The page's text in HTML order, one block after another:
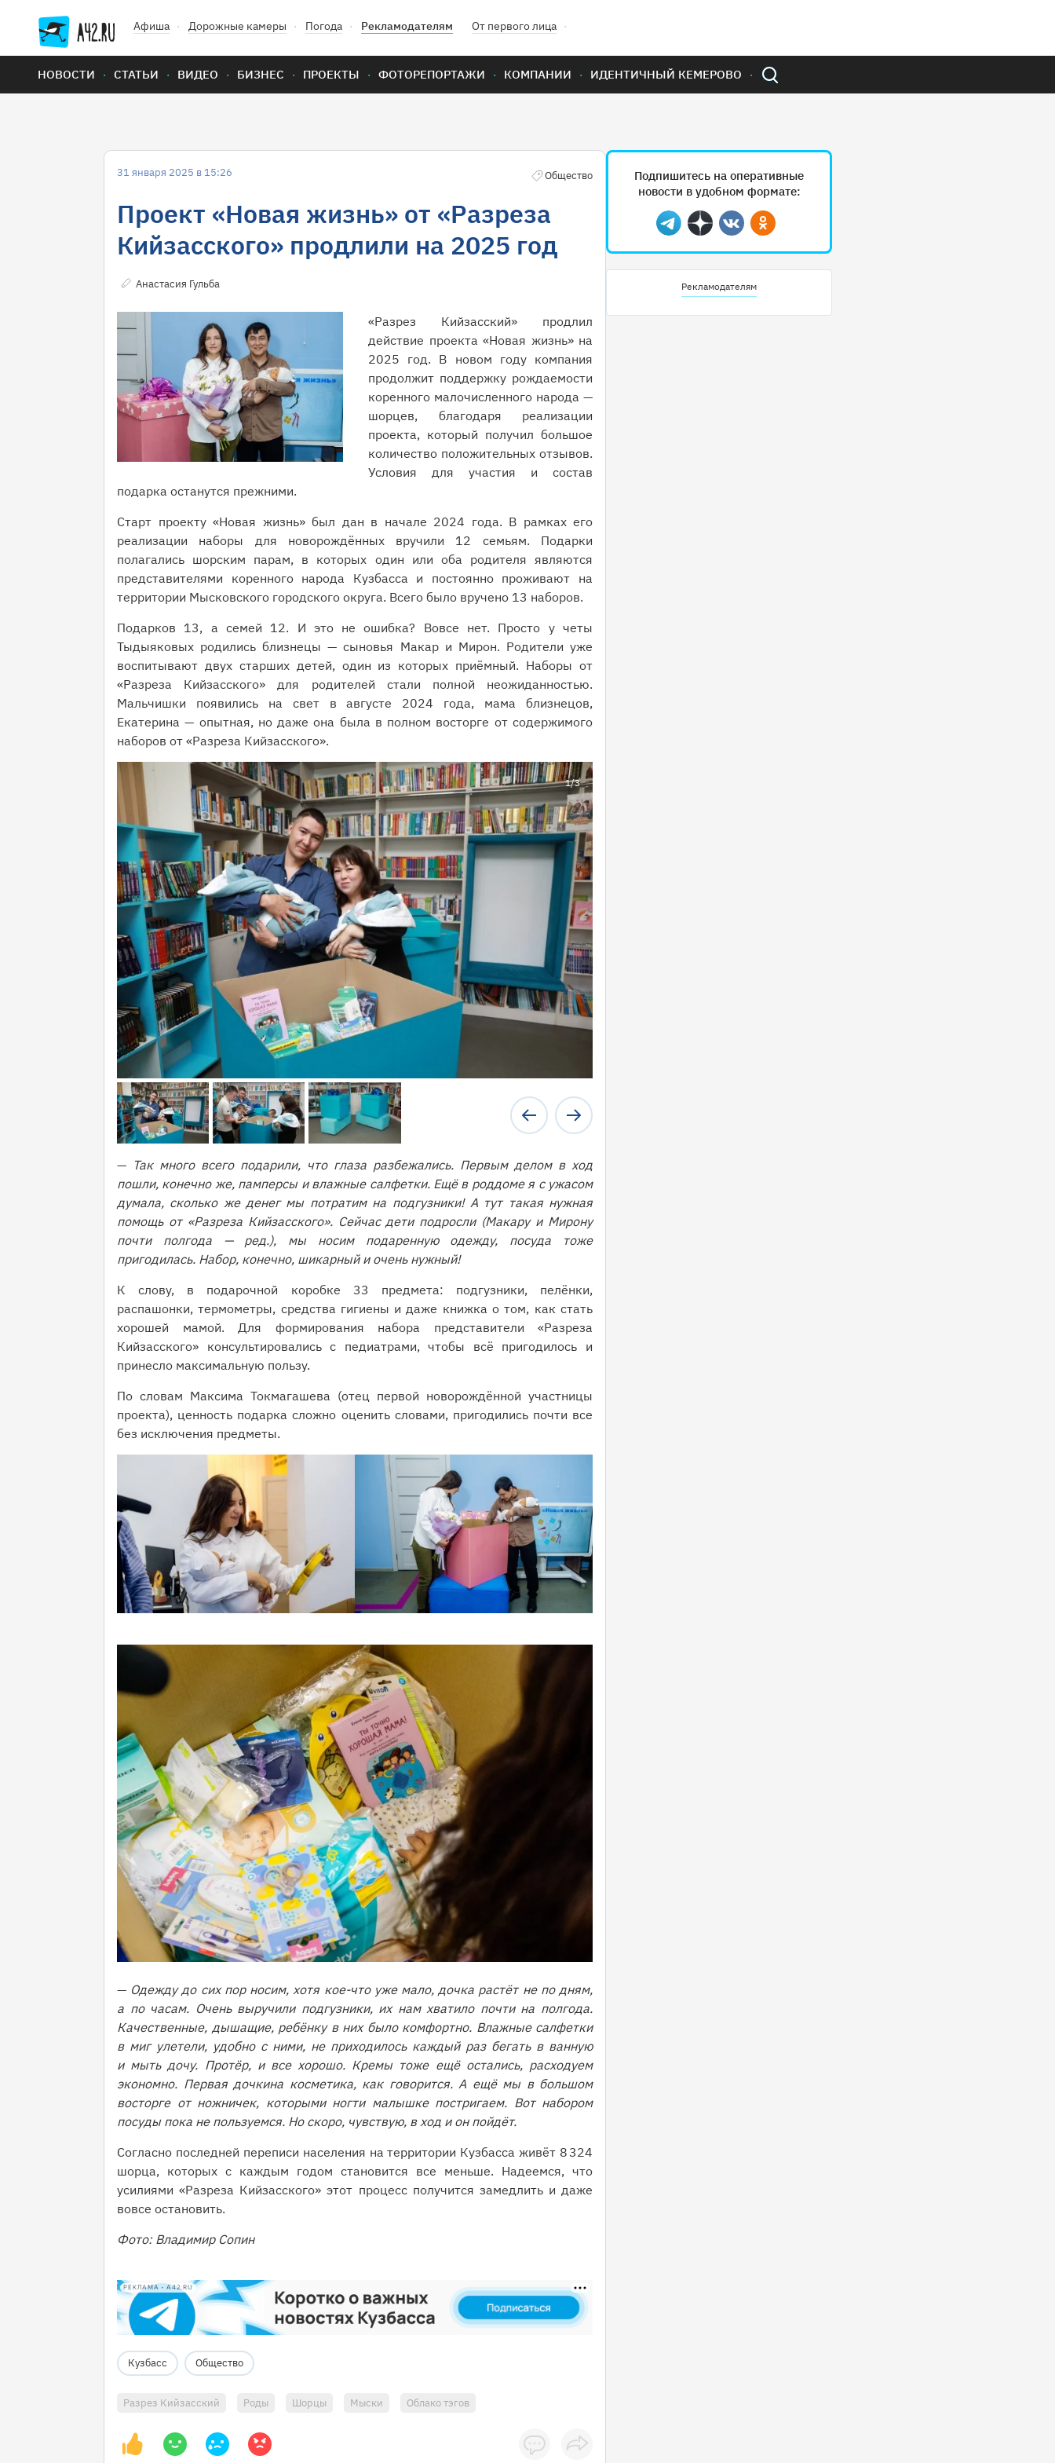
Афиша Дорожные камеры Погода Рекламодателям От первого лица
НОВОСТИ СТАТЬИ ВИДЕО БИЗНЕС ПРОЕКТЫ ФОТОРЕПОРТАЖИ КОМПАНИИ ИДЕНТИЧНЫЙ КЕМЕРОВО
31 января 2025 в 15:26 Общество
Проект «Новая жизнь» от «Разреза
Кийзасского» продлили на 2025 год
Анастасия Гульба
«Разрез Кийзасский» продлил
действие проекта «Новая жизнь» на
2025 год. В новом году компания
продолжит поддержку рождаемости
коренного малочисленного народа —
шорцев, благодаря реализации
проекта, который получил большое
количество положительных отзывов.
Условия для участия и состав
подарка останутся прежними.
Старт проекту «Новая жизнь» был дан в начале 2024 года. В рамках его
реализации наборы для новорождённых вручили 12 семьям. Подарки
полагались шорским парам, в которых один или оба родителя являются
представителями коренного народа Кузбасса и постоянно проживают на
территории Мысковского городского округа. Всего было вручено 13 наборов.
Подарков 13, а семей 12. И это не ошибка? Вовсе нет. Просто у четы
Тыдыяковых родились близнецы — сыновья Макар и Мирон. Родители уже
воспитывают двух старших детей, один из которых приёмный. Наборы от
«Разреза Кийзасского» для родителей стали полной неожиданностью.
Мальчишки появились на свет в августе 2024 года, мама близнецов,
Екатерина — опытная, но даже она была в полном восторге от содержимого
наборов от «Разреза Кийзасского».
1/3
— Так много всего подарили, что глаза разбежались. Первым делом в ход
пошли, конечно же, памперсы и влажные салфетки. Ещё в роддоме я с ужасом
думала, сколько же денег мы потратим на подгузники! А тут такая нужная
помощь от «Разреза Кийзасского». Сейчас дети подросли (Макару и Мирону
почти полгода — ред.), мы носим подаренную одежду, посуда тоже
пригодилась. Набор, конечно, шикарный и очень нужный!
К слову, в подарочной коробке 33 предмета: подгузники, пелёнки,
распашонки, термометры, средства гигиены и даже книжка о том, как стать
хорошей мамой. Для формирования набора представители «Разреза
Кийзасского» консультировались с педиатрами, чтобы всё пригодилось и
принесло максимальную пользу.
По словам Максима Токмагашева (отец первой новорождённой участницы
проекта), ценность подарка сложно оценить словами, пригодились почти все
без исключения предметы.
— Одежду до сих пор носим, хотя кое-что уже мало, дочка растёт не по дням,
а по часам. Очень выручили подгузники, их нам хватило почти на полгода.
Качественные, дышащие, ребёнку в них было комфортно. Влажные салфетки
в миг улетели, удобно с ними, не приходилось каждый раз бегать в ванную
и мыть дочу. Протёр, и все хорошо. Кремы тоже ещё остались, расходуем
экономно. Первая дочкина косметика, как говорится. А ещё мы в большом
восторге от ножничек, которыми ногти малышке постригаем. Вот набором
посуды пока не пользуемся. Но скоро, чувствую, в ход и он пойдёт.
Согласно последней переписи населения на территории Кузбасса живёт 8 324
шорца, которых с каждым годом становится все меньше. Надеемся, что
усилиями «Разреза Кийзасского» этот процесс получится замедлить и даже
вовсе остановить.
Фото: Владимир Сопин
РЕКЛАМА • A42.RU
Кузбасс Общество
Разрез Кийзасский Роды Шорцы Мыски Облако тэгов
Подпишитесь на оперативные
новости в удобном формате:
Telegram
ДзенВконтактеОдноклассники
Рекламодателям